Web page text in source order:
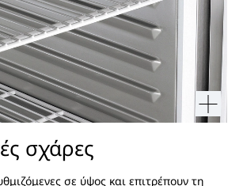
σχάρες
σε ύψος και επιτρέπουν τη